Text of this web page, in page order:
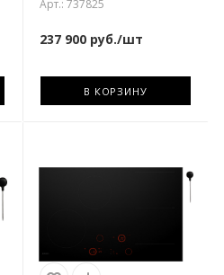
Арт.: 737825
237 900руб./шт
В КОРЗИНУ